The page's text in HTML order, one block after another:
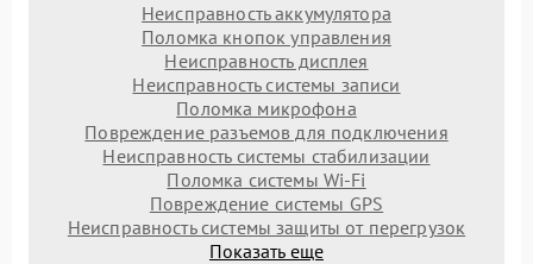
Неисправность аккумулятора
Поломка кнопок управления
Неисправность дисплея
Неисправность системы записи
Поломка микрофона
Повреждение разъемов для подключения
Неисправность системы стабилизации
Поломка системы Wi-Fi
Повреждение системы GPS
Неисправность системы защиты от перегрузок
Показать еще